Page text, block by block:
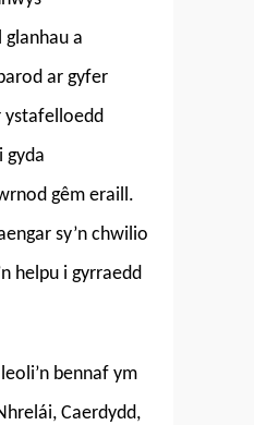
a
ar gyfer
ystafelloedd
gyda
gêm eraill.
sy’n chwilio
helpu i gyrraedd
bennaf ym
Caerdydd,